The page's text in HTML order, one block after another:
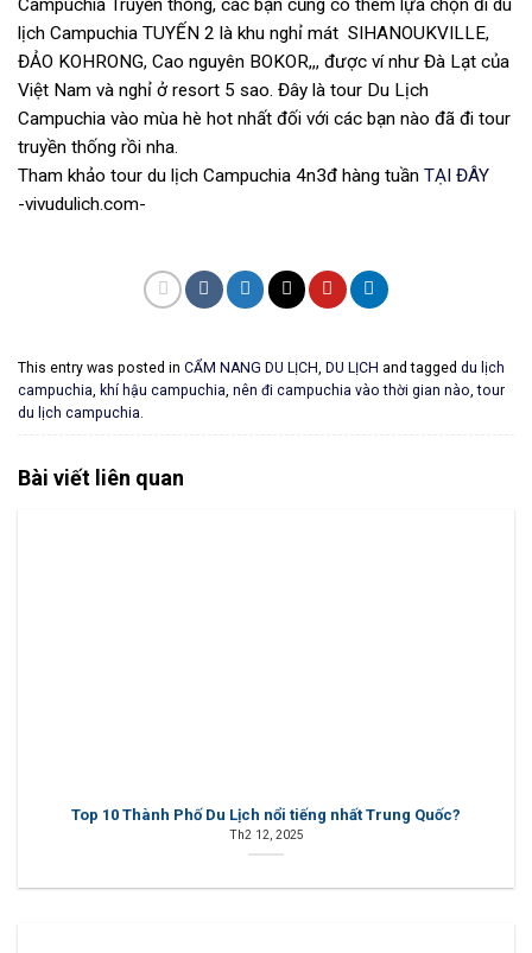
Campuchia Truyền thống, các bạn cũng có thêm lựa chọn đi du
lịch Campuchia TUYẾN 2 là khu nghỉ mát SIHANOUKVILLE,
ĐẢO KOHRONG, Cao nguyên BOKOR,,, được ví như Đà Lạt của
Việt Nam và nghỉ ở resort 5 sao. Đây là tour Du Lịch
Campuchia vào mùa hè hot nhất đối với các bạn nào đã đi tour
truyền thống rồi nha.
Tham khảo tour du lịch Campuchia 4n3đ hàng tuần TẠI ĐÂY
-vivudulich.com-
This entry was posted in CẨM NANG DU LỊCH, DU LỊCH and tagged du lịch
campuchia, khí hậu campuchia, nên đi campuchia vào thời gian nào,tour
du lịch campuchia.
Bài viết liên quan
Top 10 Thành Phố Du Lịch nổi tiếng nhất Trung Quốc?
Th2 12, 2025